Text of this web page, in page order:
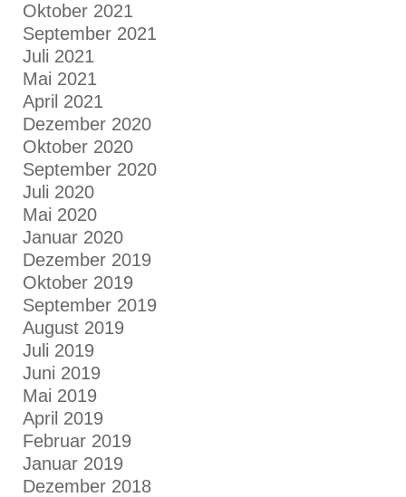
Oktober 2021
September 2021
Juli 2021
Mai 2021
April 2021
Dezember 2020
Oktober 2020
September 2020
Juli 2020
Mai 2020
Januar 2020
Dezember 2019
Oktober 2019
September 2019
August 2019
Juli 2019
Juni 2019
Mai 2019
April 2019
Februar 2019
Januar 2019
Dezember 2018